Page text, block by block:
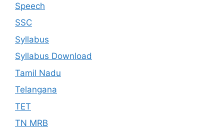
Speech
SSC
Syllabus
Syllabus Download
Tamil Nadu
Telangana
TET
TN MRB